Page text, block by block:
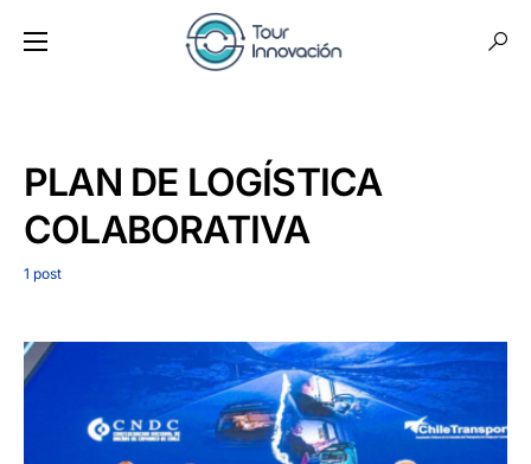
PLAN DE LOGÍSTICA
COLABORATIVA
1 post